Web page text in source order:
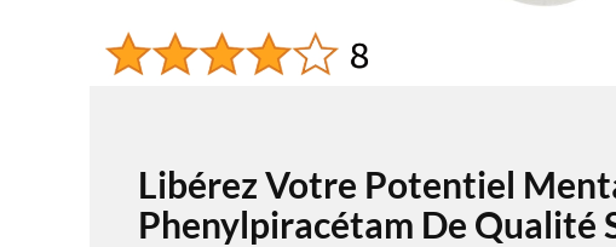
Libérez Votre Potentiel
Phenylpiracétam De Qualité